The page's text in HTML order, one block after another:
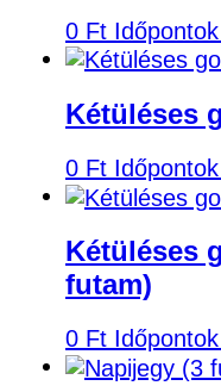
0 Ft
Kétüléses
0 Ft
Kétüléses
futam)
0 Ft